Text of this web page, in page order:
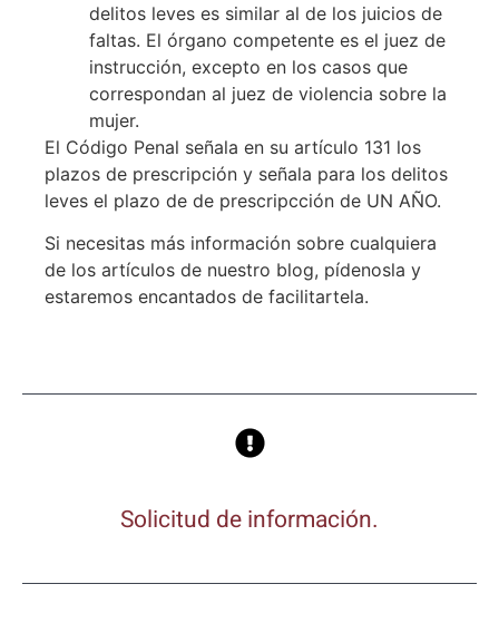
delitos leves es similar al de los juicios de
faltas. El órgano competente es el juez de
instrucción, excepto en los casos que
correspondan al juez de violencia sobre la
mujer.
El Código Penal señala en su artículo 131 los
plazos de prescripción y señala para los delitos
leves el plazo de de prescripcción de UN AÑO.
Si necesitas más información sobre cualquiera
de los artículos de nuestro blog, pídenosla y
estaremos encantados de facilitartela.
Solicitud de información.